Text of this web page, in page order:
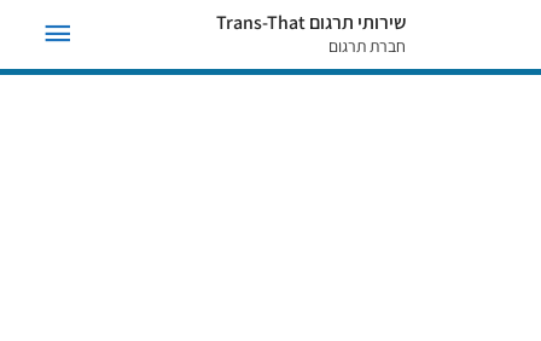
שירותי תרגום Trans-That
חברת תרגום
ראשי